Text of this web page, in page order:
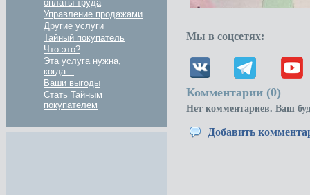
оплаты труда
Управление продажами
Другие услуги
Тайный покупатель
Что это?
Эта услуга нужна,
когда...
Ваши выгоды
Стать Тайным
покупателем
Мы в соцсетях:
Комментарии (0)
Нет комментариев. Ваш
Добавить